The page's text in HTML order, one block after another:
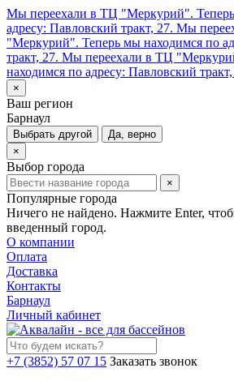
Мы переехали в ТЦ "Меркурий".
адресу: Павловский тракт, 27. Мы
"Меркурий". Теперь мы находимся по
тракт, 27. Мы переехали в ТЦ
находимся по адресу: Павловский
×
Ваш регион
Барнаул
Выбрать другой
Да, верно
×
Выбор города
×
Популярные города
Ничего не найдено. Нажмите Enter,
введенный город.
О компании
Оплата
Доставка
Контакты
Барнаул
Личный кабинет
+7 (3852) 57 07 15 Заказать звонок